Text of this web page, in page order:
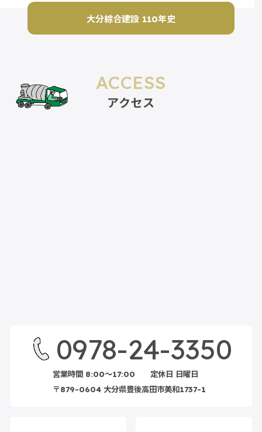
大分綜合建設 110年史
ACCESS
アクセス
0978-24-3350
営業時間 8:00〜17:00
定休日 日曜日
〒879-0604 大分県豊後高田市美和1737-1